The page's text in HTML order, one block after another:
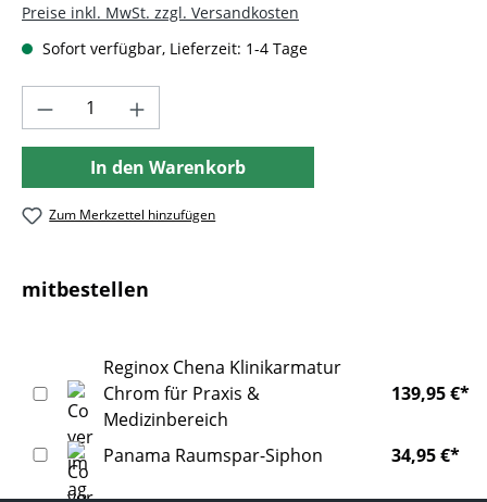
Preise inkl. MwSt. zzgl. Versandkosten
Sofort verfügbar, Lieferzeit: 1-4 Tage
Produkt Anzahl: Gib den gewünschten
In den Warenkorb
Zum Merkzettel hinzufügen
mitbestellen
Reginox Chena Klinikarmatur
Chrom für Praxis &
Medizinbereich
139,95 €*
Panama Raumspar-Siphon 34,95 €*